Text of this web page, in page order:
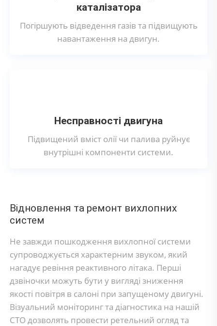
каталізатора
Погіршують відведення газів та підвищують
навантаження на двигун.
Несправності двигуна
Підвищений вміст олії чи палива руйнує
внутрішні компоненти системи.
Відновлення та ремонт вихлопних
систем
Не завжди пошкодження вихлопної системи
супроводжується характерним звуком, який
нагадує ревіння реактивного літака. Перші
дзвіночки можуть бути у вигляді зниження
якості повітря в салоні при запущеному двигуні.
Візуальний моніторинг та діагностика на нашій
СТО дозволять провести ретельний огляд та